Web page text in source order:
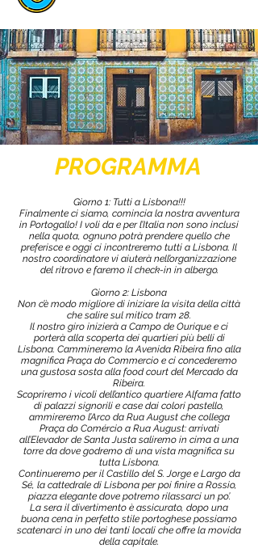
PROGRAMMA
Giorno 1: Tutti a Lisbona!!!
Finalmente ci siamo, comincia la nostra avventura
in Portogallo! I voli da e per l’Italia non sono inclusi
nella quota, ognuno potrà prendere quello che
preferisce e oggi ci incontreremo tutti a Lisbona. Il
nostro coordinatore vi aiuterà nell’organizzazione
del ritrovo e faremo il check-in in albergo.
Giorno 2: Lisbona
Non c’è modo migliore di iniziare la visita della città
che salire sul mitico tram 28.
Il nostro giro inizierà a Campo de Ourique e ci
porterà alla scoperta dei quartieri più belli di
Lisbona. Cammineremo la Avenida Ribeira fino alla
magnifica Praça do Commercio e ci concederemo
una gustosa sosta alla food court del Mercado da
Ribeira.
Scopriremo i vicoli dell’antico quartiere Alfama fatto
di palazzi signorili e case dai colori pastello,
ammireremo l’Arco da Rua August che collega
Praça do Comércio a Rua August: arrivati
all’Elevador de Santa Justa saliremo in cima a una
torre da dove godremo di una vista magnifica su
tutta Lisbona.
Continueremo per il Castillo del S. Jorge e Largo da
Sé, la cattedrale di Lisbona per poi finire a Rossio,
piazza elegante dove potremo rilassarci un po’.
La sera il divertimento è assicurato, dopo una
buona cena in perfetto stile portoghese possiamo
scatenarci in uno dei tanti locali che offre la movida
della capitale.